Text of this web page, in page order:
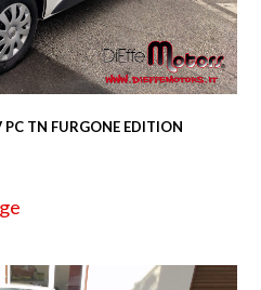
TN FURGONE EDITION